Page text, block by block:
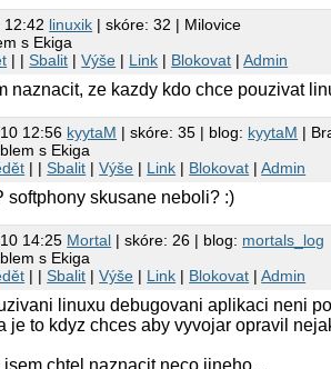
12:42 linuxik | skóre: 32 | Milovice
s Ekiga
| |Sbalit |Výše | Link | Blokovat |Admin
naznacit, ze kazdy kdo chce pouzivat
12:56 kyytaM | skóre: 35 | blog: kyytaM |
s Ekiga
| |Sbalit |Výše | Link | Blokovat |Admin
softphony skusane neboli? :)
14:25 Mortal | skóre: 26 | blog: mortals_log
s Ekiga
| |Sbalit |Výše | Link | Blokovat |Admin
linuxu debugovani aplikaci neni
je to kdyz chces aby vyvojar opravil
jsem chtel naznacit neco jineho...